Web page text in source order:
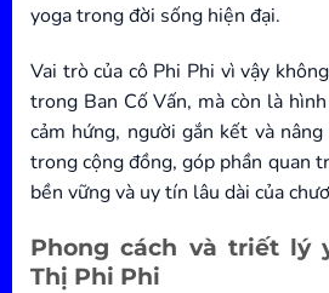
yoga trong đời sống hiện đại.
Vai trò của cô Phi Phi vì vậy
trong Ban Cố Vấn, mà còn là
cảm hứng, người gắn kết và
trong cộng đồng, góp phần quan
bền vững và uy tín lâu dài của
Phong cách và triết lý
Thị Phi Phi